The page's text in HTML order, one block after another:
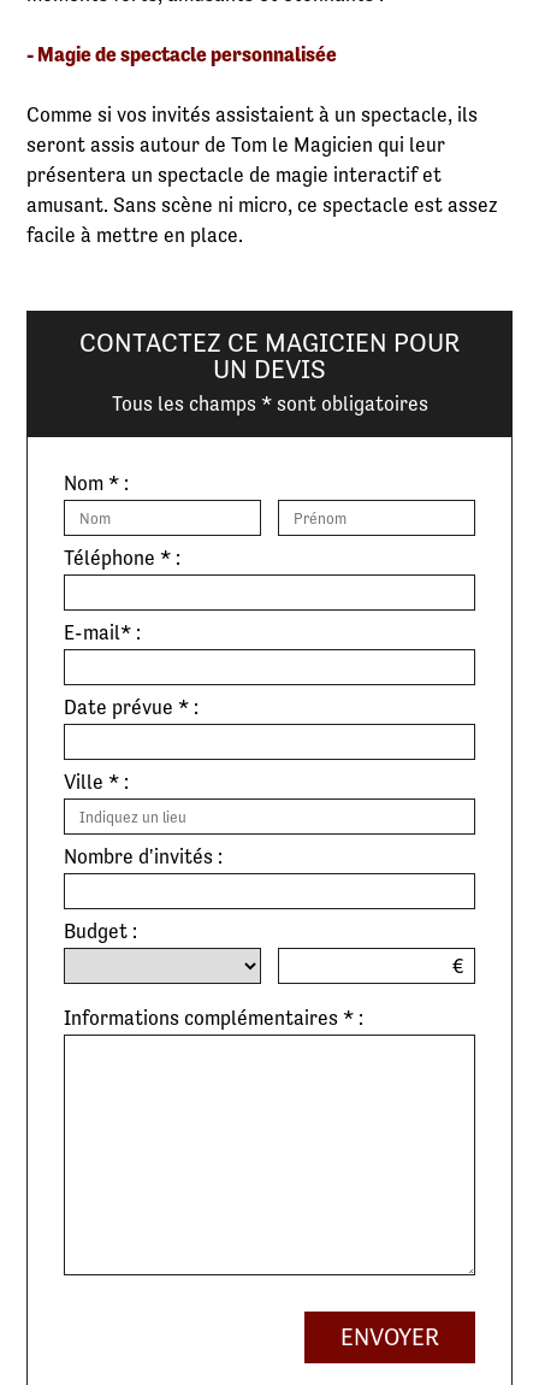
- Magie de spectacle personnalisée
Comme si vos invités assistaient à un spectacle, ils
seront assis autour de Tom le Magicien qui leur
présentera un spectacle de magie interactif et
amusant. Sans scène ni micro, ce spectacle est assez
facile à mettre en place.
CONTACTEZ CE MAGICIEN POUR
UN DEVIS
Tous les champs * sont obligatoires
Nom * :
Téléphone * :
E-mail* :
Date prévue * :
Ville * :
Nombre d'invités :
Budget :
€
Informations complémentaires * :
ENVOYER